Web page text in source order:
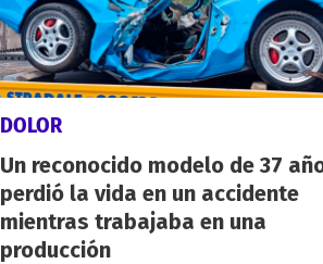
DOLOR
Un reconocido modelo de 37
perdió la vida en un accidente
mientras trabajaba en una
producción